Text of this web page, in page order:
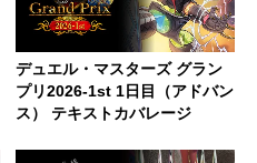
デュエル・マスターズ グラン
プリ2026-1st 1日目（アドバン
ス） テキストカバレージ